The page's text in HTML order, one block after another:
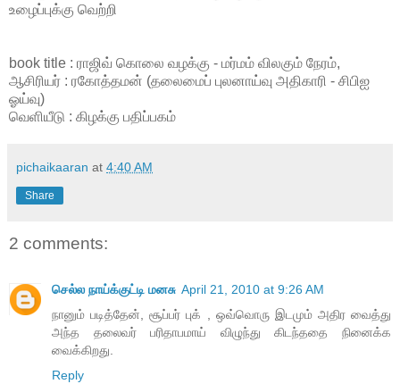
உழைப்புக்கு வெற்றி
book title : ராஜிவ் கொலை வழக்கு - மர்மம் விலகும் நேரம்,
ஆசிரியர் : ரகோத்தமன் (தலைமைப் புலனாய்வு அதிகாரி - சிபிஐ
ஓய்வு)
வெளியீடு : கிழக்கு பதிப்பகம்
pichaikaaran at 4:40 AM
Share
2 comments:
செல்ல நாய்க்குட்டி மனசு April 21, 2010 at 9:26 AM
நானும் படித்தேன், சூப்பர் புக் , ஒவ்வொரு இடமும் அதிர வைத்து
அந்த தலைவர் பரிதாபமாய் விழுந்து கிடந்ததை நினைக்க
வைக்கிறது.
Reply